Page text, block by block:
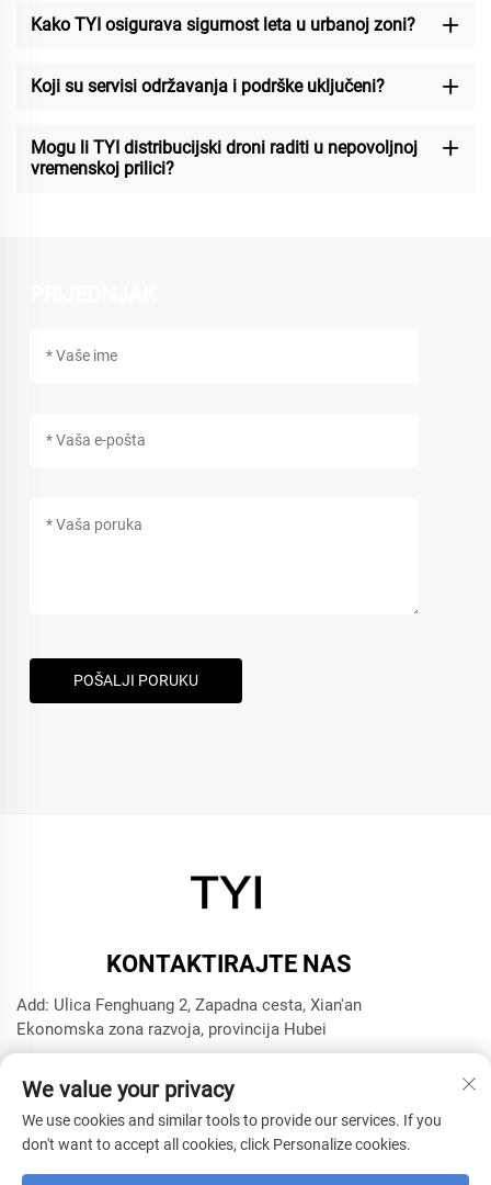
Kako TYI osigurava sigurnost leta u urbanoj zoni?
Koji su servisi održavanja i podrške uključeni?
Mogu li TYI distribucijski droni raditi u nepovoljnoj
vremenskoj prilici?
POŠALJI PORUKU
KONTAKTIRAJTE NAS
Add: Ulica Fenghuang 2, Zapadna cesta, Xian'an
Ekonomska zona razvoja, provincija Hubei
E-mail:[email protected]
Autorsko pravo © 2025 Xianning TYI Model Technology
We value your privacy
We use cookies and similar tools to provide our services. If you
don't want to accept all cookies, click Personalize cookies.